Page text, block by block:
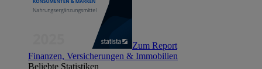
Zum Report
Finanzen, Versicherungen & Immobilien
Beliebte Statistiken